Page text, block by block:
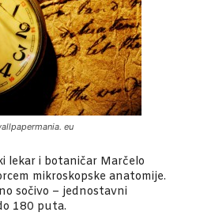
eu
lekar i botaničar Marčelo
mikroskopske anatomije.
sočivo – jednostavni
180 puta.